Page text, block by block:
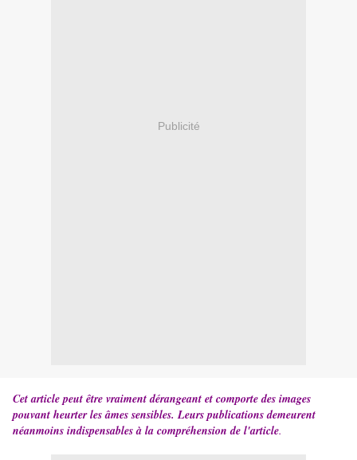
Publicité
Cet article peut être vraiment dérangeant et comporte des images
pouvant heurter les âmes sensibles. Leurs publications demeurent
néanmoins indispensables à la compréhension de l'article.